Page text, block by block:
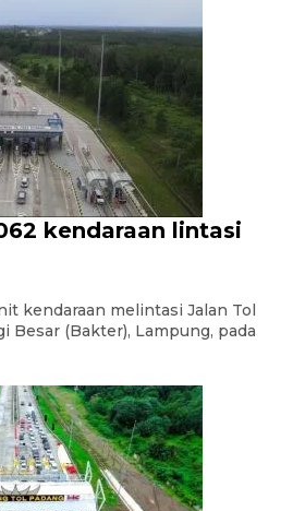
kendaraan lintasi
kendaraan melintasi Jalan Tol
Besar (Bakter), Lampung, pada